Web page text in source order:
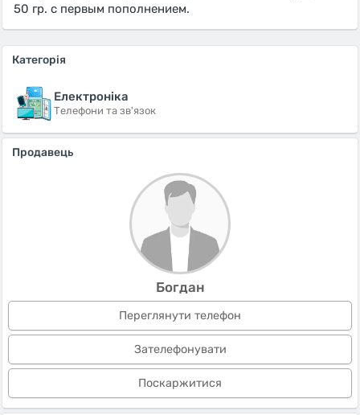
50 гр. с первым пополнением.
Категорія
Електроніка
Телефони та зв'язок
Продавець
Богдан
Переглянути телефон
Зателефонувати
Поскаржитися